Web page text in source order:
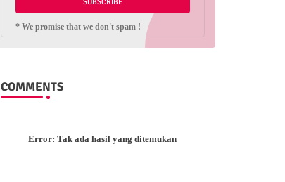
* We promise that we don't spam !
COMMENTS
Error: Tak ada hasil yang ditemukan